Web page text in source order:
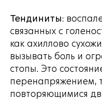
Тендиниты:
связанных с
как ахиллово
вызывать боль и
стопы. Это
перенапряжением,
повторяющимися